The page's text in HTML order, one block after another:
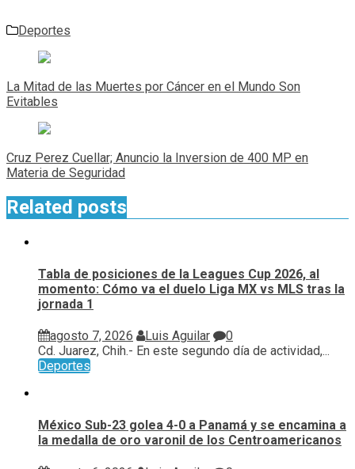
Deportes
Navegación
de
entradas
La Mitad de las Muertes por Cáncer en el Mundo Son
Evitables
Cruz Perez Cuellar; Anuncio la Inversion de 400 MP en
Materia de Seguridad
Related posts
Tabla de posiciones de la Leagues Cup 2026, al
momento: Cómo va el duelo Liga MX vs MLS tras la
jornada 1
agosto 7, 2026 Luis Aguilar
0
Cd. Juarez, Chih.- En este segundo día de actividad,...
Deportes
México Sub-23 golea 4-0 a Panamá y se encamina a
la medalla de oro varonil de los Centroamericanos